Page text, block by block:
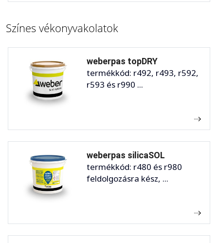
Színes vékonyvakolatok
weberpas topDRY
termékkód: r492, r493, r592,
r593 és r990 ...
weberpas silicaSOL
termékkód: r480 és r980
feldolgozásra kész, ...